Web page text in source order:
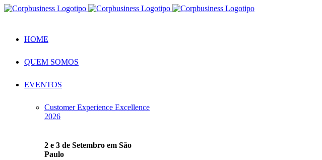
Skip
HOME
QUEM SOMOS
EVENTOS
Customer Experience Excellence
2026
2 e 3 de Setembro em São
Paulo